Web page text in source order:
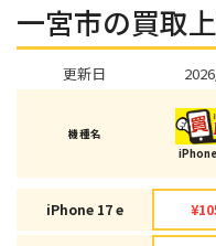
一宮市の買取
更新日
機種名
iPhone 17 e